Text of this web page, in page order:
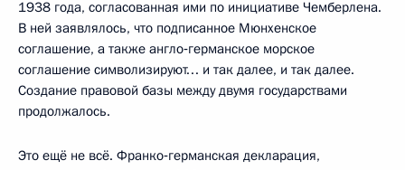
1938 года, согласованная ими по инициативе Чемберлена.
В ней заявлялось, что подписанное Мюнхенское
соглашение, а также англо‑германское морское
соглашение символизируют… и так далее, и так далее.
Создание правовой базы между двумя государствами
продолжалось.
Это ещё не всё. Франко‑германская декларация,